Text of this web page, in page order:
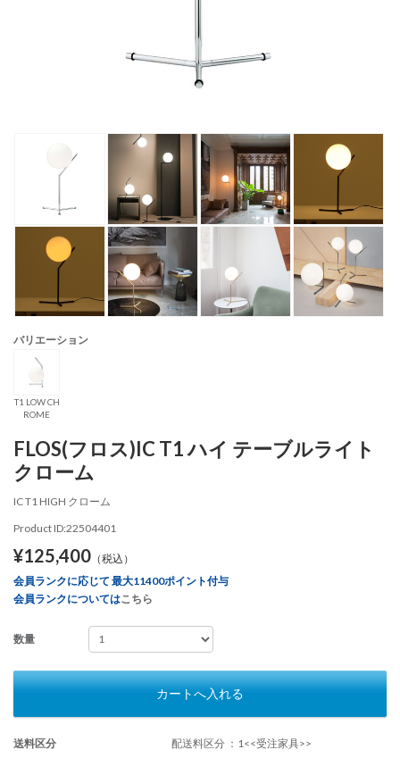
バリエーション
T1 LOW CH
ROME
FLOS(フロス)IC T1 ハイ テーブルライト
クローム
IC T1 HIGH クローム
Product ID:22504401
¥125,400 （税込）
会員ランクに応じて 最大11400ポイント付与
会員ランクについてはこちら
数量
カートへ入れる
送料区分
配送料区分 ：1<<受注家具>>